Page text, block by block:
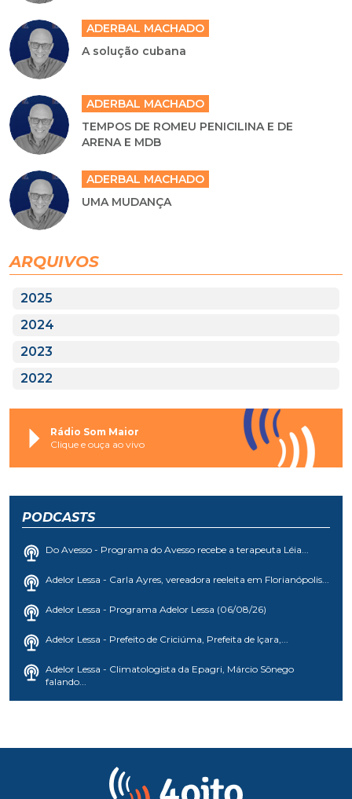
ADERBAL MACHADO
A solução cubana
ADERBAL MACHADO
TEMPOS DE ROMEU PENICILINA E DE
ARENA E MDB
ADERBAL MACHADO
UMA MUDANÇA
ARQUIVOS
2025
2024
2023
2022
Rádio Som Maior
Clique e ouça ao vivo
PODCASTS
Do Avesso - Programa do Avesso recebe a terapeuta Léia...
Adelor Lessa - Carla Ayres, vereadora reeleita em Florianópolis...
Adelor Lessa - Programa Adelor Lessa (06/08/26)
Adelor Lessa - Prefeito de Criciúma, Prefeita de Içara,...
Adelor Lessa - Climatologista da Epagri, Márcio Sônego
falando...